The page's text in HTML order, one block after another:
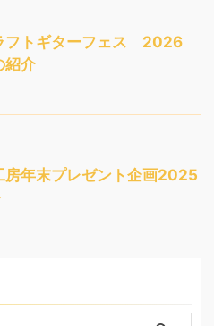
フトギターフェス 2026
紹介
房年末プレゼント企画2025